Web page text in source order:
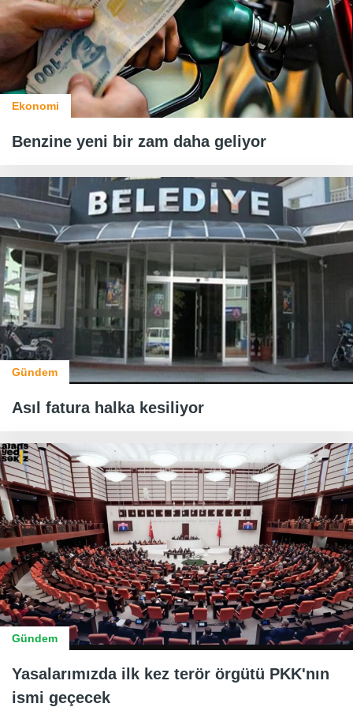
Ekonomi
Benzine yeni bir zam daha geliyor
Gündem
Asıl fatura halka kesiliyor
Gündem
Yasalarımızda ilk kez terör örgütü PKK'nın
ismi geçecek